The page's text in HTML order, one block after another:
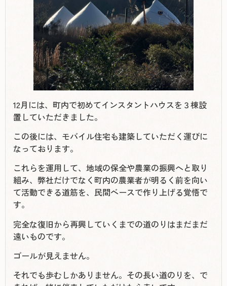
12月には、町内で初めてインスタントハウスを３棟設
置していただきました。
この後には、モバイル住宅も建築していただく運びに
なっております。
これらを運用して、地域の保全や農業の振興へと取り
組み、弊社だけでなく町内の農業者が明るく前を向い
て活動できる道筋を、民間ベースで作り上げる覚悟で
す。
完全な復旧から再興していくまでの道のりはまだまだ
遠いものです。
ゴールが見えません。
それでも歩むしかありません。その長い道のりを、で